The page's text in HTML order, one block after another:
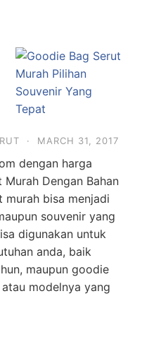
· MARCH 31, 2017
dengan harga
Dengan Bahan
murah bisa menjadi
souvenir yang
digunakan untuk
anda, baik
maupun goodie
modelnya yang